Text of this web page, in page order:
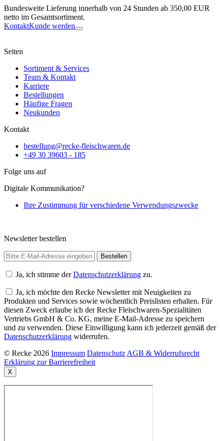
Bundesweite Lieferung innerhalb von 24 Stunden ab 350,00 EUR
netto im Gesamtsortiment.
KontaktKunde werden
Seiten
Sortiment & Services
Team & Kontakt
Karriere
Bestellungen
Häufige Fragen
Neukunden
Kontakt
bestellung@recke-fleischwaren.de
+49 30 39603 - 185
Folge uns auf
Digitale Kommunikation?
Ihre Zustimmung für verschiedene Verwendungszwecke
Newsletter bestellen
Ja, ich stimme derDatenschutzerklärung zu.
Ja, ich möchte den Recke Newsletter mit Neuigkeiten zu
Produkten und Services sowie wöchentlich Preislisten erhalten. Für
diesen Zweck erlaube ich der Recke Fleischwaren-Spezialitäten
Vertriebs GmbH & Co. KG, meine E-Mail-Adresse zu speichern
und zu verwenden. Diese Einwilligung kann ich jederzeit gemäß der
Datenschutzerklärung widerrufen.
© Recke 2026 Impressum Datenschutz AGB & Widerrufsrecht
Erklärung zur Barrierefreiheit
X